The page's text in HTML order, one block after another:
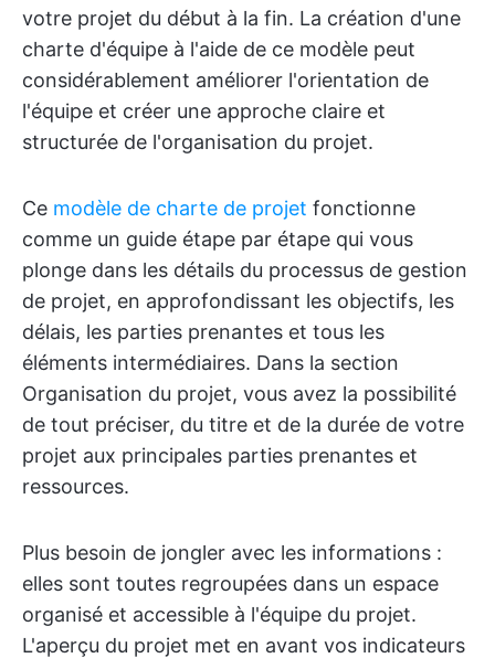
votre projet du début à la fin. La création d'une
charte d'équipe à l'aide de ce modèle peut
considérablement améliorer l'orientation de
l'équipe et créer une approche claire et
structurée de l'organisation du projet.
Ce modèle de charte de projet fonctionne
comme un guide étape par étape qui vous
plonge dans les détails du processus de gestion
de projet, en approfondissant les objectifs, les
délais, les parties prenantes et tous les
éléments intermédiaires. Dans la section
Organisation du projet, vous avez la possibilité
de tout préciser, du titre et de la durée de votre
projet aux principales parties prenantes et
ressources.
Plus besoin de jongler avec les informations :
elles sont toutes regroupées dans un espace
organisé et accessible à l'équipe du projet.
L'aperçu du projet met en avant vos indicateurs